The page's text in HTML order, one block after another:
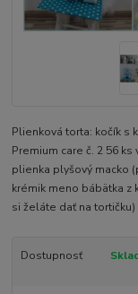
Plienková torta: kočík s
Premium care č. 2 56
plienka plyšový macko
krémik meno bábätka z
si želáte dať na tortičku)
Dostupnosť